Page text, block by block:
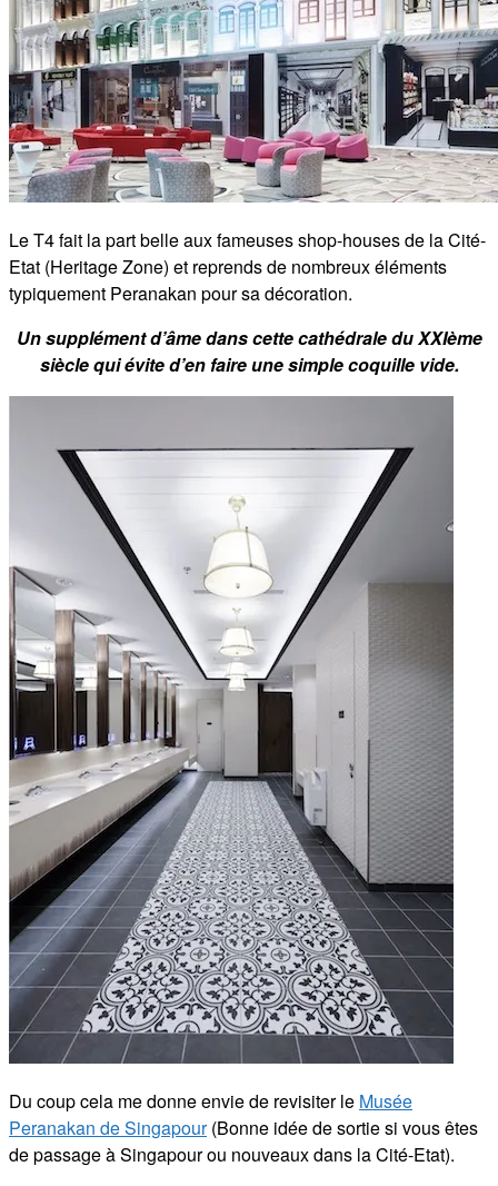
Le T4 fait la part belle aux fameuses shop-houses de la Cité-
Etat (Heritage Zone) et reprends de nombreux éléments
typiquement Peranakan pour sa décoration.
Un supplément d’âme dans cette cathédrale du XXIème
siècle qui évite d’en faire une simple coquille vide.
Du coup cela me donne envie de revisiter le Musée
Peranakan de Singapour(Bonne idée de sortie si vous êtes
de passage à Singapour ou nouveaux dans la Cité-Etat).